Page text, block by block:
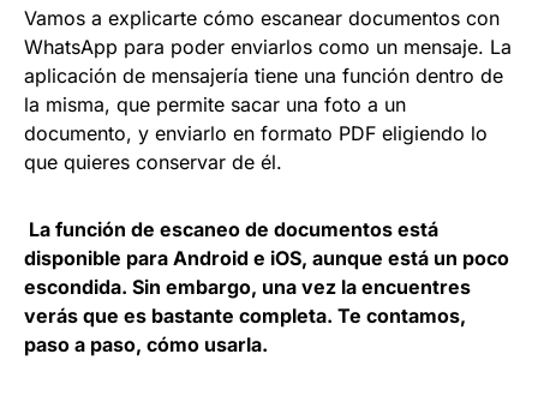
Vamos a explicarte cómo escanear documentos con
WhatsApp para poder enviarlos como un mensaje. La
aplicación de mensajería tiene una función dentro de
la misma, que permite sacar una foto a un
documento, y enviarlo en formato PDF eligiendo lo
que quieres conservar de él.
La función de escaneo de documentos está
disponible para Android e iOS, aunque está un poco
escondida. Sin embargo, una vez la encuentres
verás que es bastante completa. Te contamos,
paso a paso, cómo usarla.